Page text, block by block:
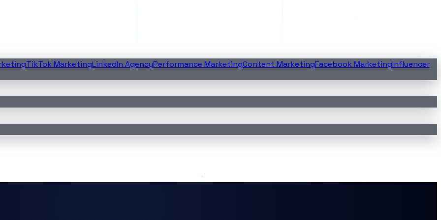
TikTok MarketingLinkedIn AgencyPerformance MarketingContent MarketingFacebook MarketingInfluencer